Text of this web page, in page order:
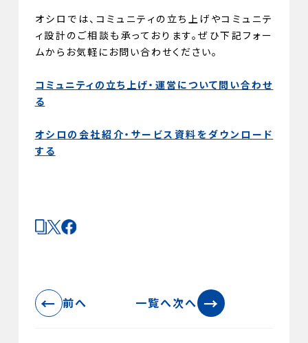
オシロでは、コミュニティの立ち上げやコミュニテ
ィ設計のご相談も承っております。ぜひ下記フォー
ムからお気軽にお問い合わせください。
コミュニティの立ち上げ・運営について問い合わせ
る
オシロの会社紹介・サービス資料をダウンロード
する
← 前へ 一覧へ次へ →